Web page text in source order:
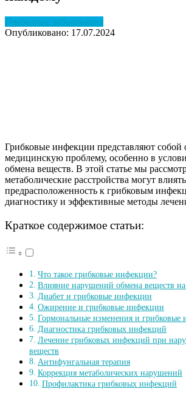
Грибковые заболевания
Опубликовано: 17.07.2024
Грибковые инфекции представляют собой
медицинскую проблему, особенно в
обмена веществ. В этой статье мы
метаболические расстройства могут
предрасположенность к грибковым
диагностику и эффективные методы
Краткое содержимое статьи:
Что такое грибковые инфекции?
Влияние нарушений обмена веществ
Диабет и грибковые инфекции
Ожирение и грибковые инфекции
Гормональные изменения и грибковые
Диагностика грибковых инфекций
Лечение грибковых инфекций при
веществ
Антифунгальная терапия
Коррекция метаболических нарушений
Профилактика грибковых инфекций